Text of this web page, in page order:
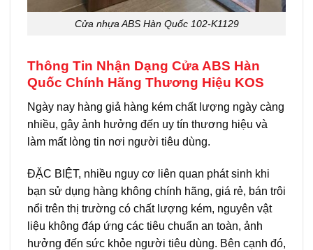
Cửa nhựa ABS Hàn Quốc 102-K1129
Thông Tin Nhận Dạng Cửa ABS Hàn
Quốc Chính Hãng Thương Hiệu KOS
Ngày nay hàng giả hàng kém chất lượng ngày càng
nhiều, gây ảnh hưởng đến uy tín thương hiệu và
làm mất lòng tin nơi người tiêu dùng.
ĐẶC BIỆT, nhiều nguy cơ liên quan phát sinh khi
bạn sử dụng hàng không chính hãng, giá rẻ, bán trôi
nổi trên thị trường có chất lượng kém, nguyên vật
liệu không đáp ứng các tiêu chuẩn an toàn, ảnh
hưởng đến sức khỏe người tiêu dùng. Bên cạnh đó,